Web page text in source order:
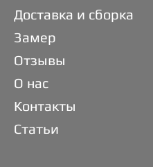
Доставка и сборка
Замер
Отзывы
О нас
Контакты
Статьи